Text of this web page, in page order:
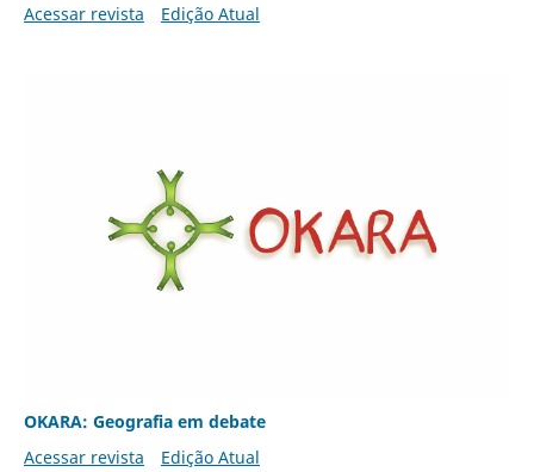
Acessar revista
Edição Atual
OKARA: Geografia em debate
Acessar revista
Edição Atual